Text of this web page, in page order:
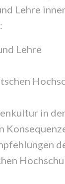
Lehre
Lehre
in